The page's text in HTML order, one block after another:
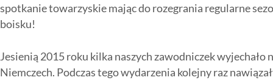
spotkanie towarzyskie mając do rozegrania regularne
boisku!
Jesienią 2015 roku kilka naszych zawodniczek
Niemczech. Podczas tego wydarzenia kolejny raz